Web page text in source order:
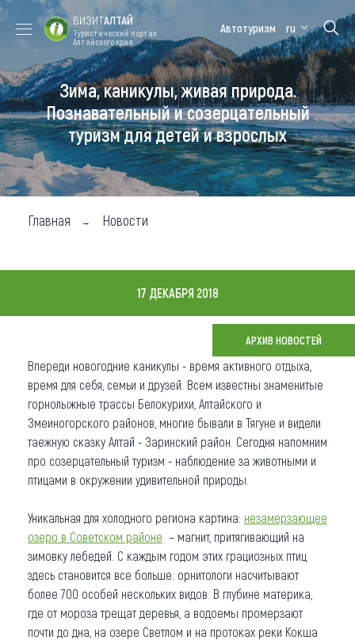
Форум VISIT
ALTAI
Цветение
маральника
Медицинский
форум
Алтайская
зимовка
Туры
Где побывать
Чем заняться
Карта
Что привезти (сувениры)
О регионе
Коллекция впечатлений
Другие рубрики
ВИЗИТАЛТАЙ
Туристический портал
Алтайского края
Автотуризм ru
Зима, каникулы, живая природа.
Познавательный и созерцательный
туризм для детей и взрослых
Главная Новости
17 ДЕКАБРЯ 2018
АРХИВ НОВОСТЕЙ
Впереди новогодние каникулы - время активного отдыха,
время для себя, семьи и друзей. Всем известны знаменитые
горнолыжные трассы Белокурихи, Алтайского и
Змеиногорского районов, многие бывали в Тягуне и видели
таежную сказку Алтай - Заринский район. Сегодня напомним
про созерцательный туризм - наблюдение за животными и
птицами в окружении удивительной природы.
Уникальная для холодного региона картина: незамерзающее
озеро в Советском районе – магнит, притягивающий на
зимовку лебедей. С каждым годом этих грациозных птиц
здесь становится все больше: орнитологи насчитывают
более 700 особей нескольких видов. В глубине материка,
где от мороза трещат деревья, а водоемы промерзают
почти до дна, на озере Светлом и на протоках реки Кокша